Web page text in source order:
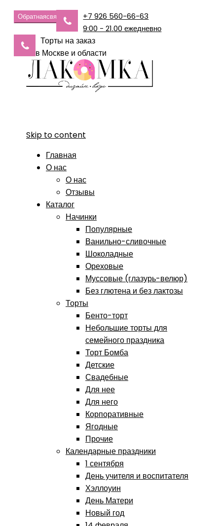
Обратнаясвязь
+7 926 560-66-63
9:00 - 21.00 ежедневно
Торты на заказ
в Москве и области
Skip to content
Главная
О нас
О нас
Отзывы
Каталог
Начинки
Популярные
Ванильно-сливочные
Шоколадные
Ореховые
Муссовые (глазурь-велюр)
Без глютена и без лактозы
Торты
Бенто-торт
Небольшие торты для
семейного праздника
Торт Бомба
Детские
Свадебные
Для нее
Для него
Корпоративные
Ягодные
Прочие
Календарные праздники
1 сентября
День учителя и воспитателя
Хэллоуин
День Матери
Новый год